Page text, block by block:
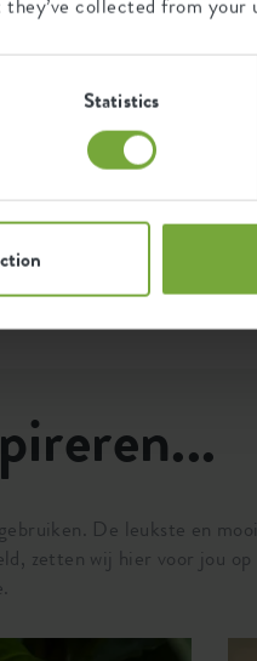
Statistics
99jaar
De leukste en
zetten wij hier voor jou op